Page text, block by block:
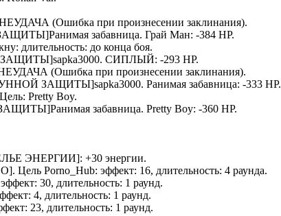
(Ошибка при произнесении заклинания).
ЗАЩИТЫ]Ранимая забавница. Грай Ман: -384 HP.
: длительность: до конца боя.
ЗАЩИТЫ]sapka3000. СИПЛЫЙ: -293 HP.
(Ошибка при произнесении заклинания).
РУННОЙ ЗАЩИТЫ]sapka3000. Ранимая забавница: -333 HP.
Pretty Boy.
ЗАЩИТЫ]Ранимая забавница. Pretty Boy: -360 HP.
ЭНЕРГИИ]: +30 энергии.
]. Цель Porno_Hub: эффект: 16, длительность: 4 раунда.
30, длительность: 1 раунд.
4, длительность: 1 раунд.
23, длительность: 1 раунд.